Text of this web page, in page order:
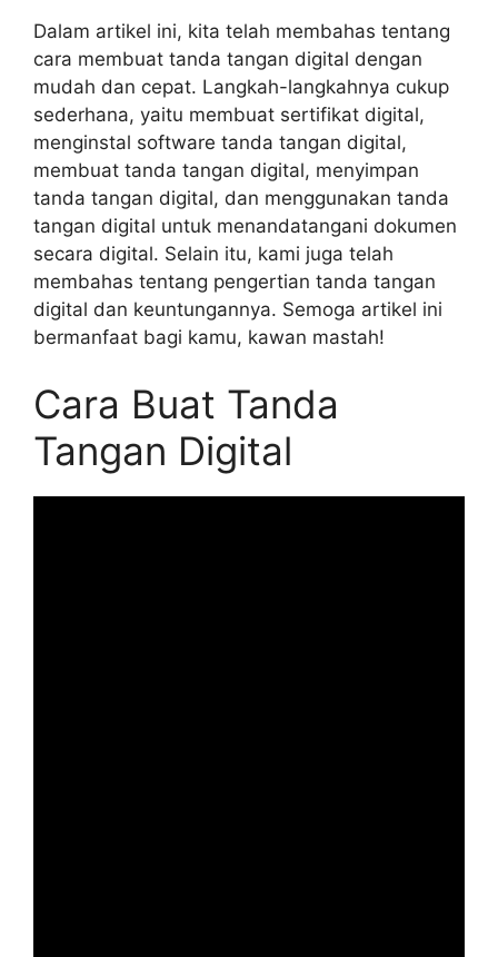
Dalam artikel ini, kita telah membahas tentang
cara membuat tanda tangan digital dengan
mudah dan cepat. Langkah-langkahnya cukup
sederhana, yaitu membuat sertifikat digital,
menginstal software tanda tangan digital,
membuat tanda tangan digital, menyimpan
tanda tangan digital, dan menggunakan tanda
tangan digital untuk menandatangani dokumen
secara digital. Selain itu, kami juga telah
membahas tentang pengertian tanda tangan
digital dan keuntungannya. Semoga artikel ini
bermanfaat bagi kamu, kawan mastah!
Cara Buat Tanda
Tangan Digital